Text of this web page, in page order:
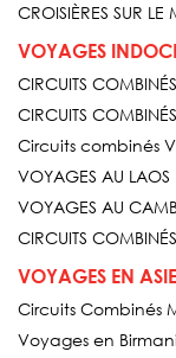
CROISIÈRES SUR
VOYAGES
CIRCUITS
CIRCUITS
Circuits combinés
VOYAGES AU LAOS
VOYAGES AU
CIRCUITS
VOYAGES EN
Circuits Combinés
Voyages en